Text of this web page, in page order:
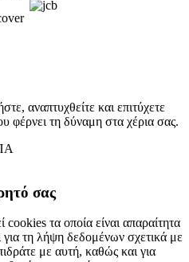
αναπτυχθείτε και επιτύχετε
φέρνει τη δύναμη στα χέρια σας.
σας
τα οποία είναι απαραίτητα
για τη λήψη δεδομένων σχετικά με
με αυτή, καθώς και για